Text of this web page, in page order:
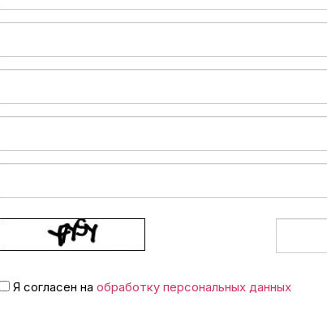
Я согласен на обработку персональных данных